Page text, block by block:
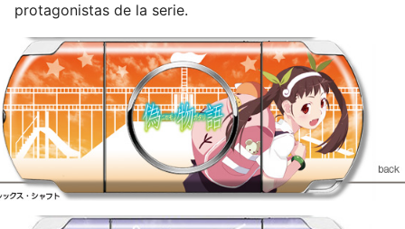
protagonistas de la serie.